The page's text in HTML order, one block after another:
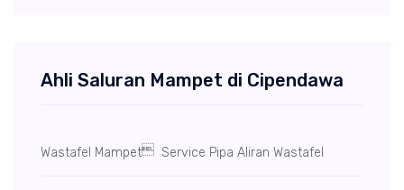
Ahli Saluran Mampet di Cipendawa
Wastafel Mampet Service Pipa Aliran Wastafel